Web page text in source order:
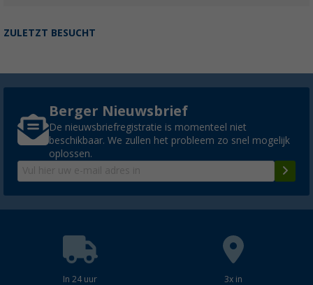
ZULETZT BESUCHT
Berger Nieuwsbrief
De nieuwsbriefregistratie is momenteel niet
beschikbaar. We zullen het probleem zo snel mogelijk
oplossen.
In 24 uur
3x in